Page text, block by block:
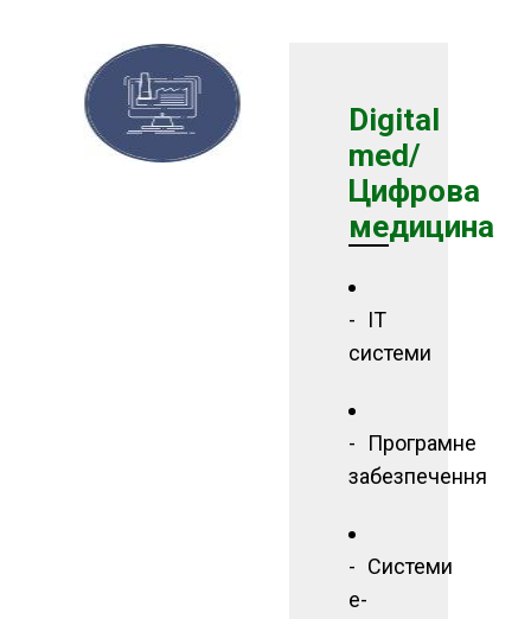
Digital
med/
Цифрова
медицина
ІТ
системи
Програмне
забезпечення
Системи
e-